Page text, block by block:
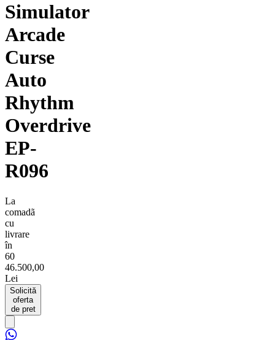
Simulator
Arcade
Curse
Auto
Rhythm
Overdrive
EP-
R096
La
comadã
cu
livrare
în
60
46.500,00
Lei
Solicită
oferta
de pret